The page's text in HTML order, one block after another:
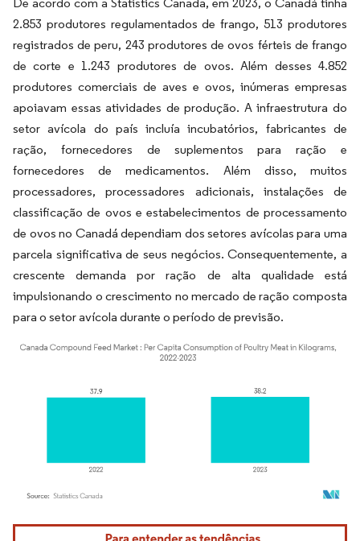
2.853 produtores regulamentados de frango, 513 produtores
registrados de peru, 243 produtores de ovos férteis de frango
de corte e 1.243 produtores de ovos. Além desses 4.852
produtores comerciais de aves e ovos, inúmeras empresas
apoiavam essas atividades de produção. A infraestrutura do
setor avícola do país incluía incubatórios, fabricantes de
ração, fornecedores de suplementos para ração e
fornecedores de medicamentos. Além disso, muitos
processadores, processadores adicionais, instalações de
classificação de ovos e estabelecimentos de processamento
de ovos no Canadá dependiam dos setores avícolas para uma
parcela significativa de seus negócios. Consequentemente, a
crescente demanda por ração de alta qualidade está
impulsionando o crescimento no mercado de ração composta
para o setor avícola durante o período de previsão.
Imagem © Mordor Intelligence. O reuso requer atribuição conforme CC BY 4.0.